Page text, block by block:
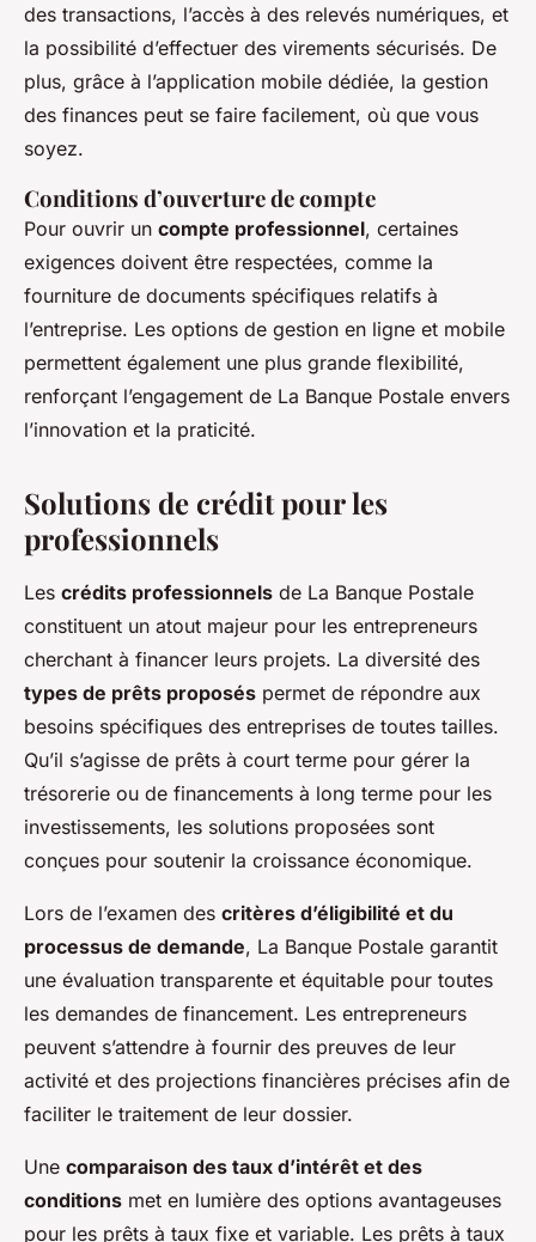
des transactions, l’accès à des relevés numériques, et
la possibilité d’effectuer des virements sécurisés. De
plus, grâce à l’application mobile dédiée, la gestion
des finances peut se faire facilement, où que vous
soyez.
Conditions d’ouverture de compte
Pour ouvrir un compte professionnel, certaines
exigences doivent être respectées, comme la
fourniture de documents spécifiques relatifs à
l’entreprise. Les options de gestion en ligne et mobile
permettent également une plus grande flexibilité,
renforçant l’engagement de La Banque Postale envers
l’innovation et la praticité.
Solutions de crédit pour les
professionnels
Les crédits professionnels de La Banque Postale
constituent un atout majeur pour les entrepreneurs
cherchant à financer leurs projets. La diversité des
types de prêts proposés permet de répondre aux
besoins spécifiques des entreprises de toutes tailles.
Qu’il s’agisse de prêts à court terme pour gérer la
trésorerie ou de financements à long terme pour les
investissements, les solutions proposées sont
conçues pour soutenir la croissance économique.
Lors de l’examen des critères d’éligibilité et du
processus de demande, La Banque Postale garantit
une évaluation transparente et équitable pour toutes
les demandes de financement. Les entrepreneurs
peuvent s’attendre à fournir des preuves de leur
activité et des projections financières précises afin de
faciliter le traitement de leur dossier.
Une comparaison des taux d’intérêt et des
conditions met en lumière des options avantageuses
pour les prêts à taux fixe et variable. Les prêts à taux